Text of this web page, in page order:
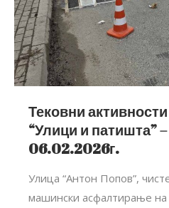
Тековни
“Улици и патишта”
06.02.2026г.
Улица “Антон Попов”,
машински aсфалтирање на